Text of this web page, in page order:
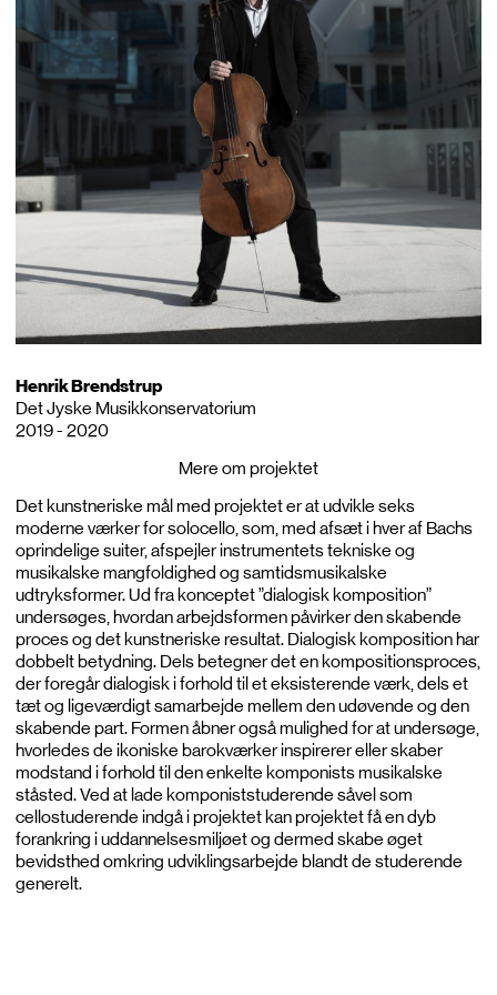
Mere om projektet
Det kunstneriske mål med projektet er at udvikle seks
moderne værker for solocello, som, med afsæt i hver af Bachs
oprindelige suiter, afspejler instrumentets tekniske og
musikalske mangfoldighed og samtidsmusikalske
udtryksformer. Ud fra konceptet ”dialogisk komposition”
undersøges, hvordan arbejdsformen påvirker den skabende
proces og det kunstneriske resultat. Dialogisk komposition har
dobbelt betydning. Dels betegner det en kompositionsproces,
der foregår dialogisk i forhold til et eksisterende værk, dels et
tæt og ligeværdigt samarbejde mellem den udøvende og den
skabende part. Formen åbner også mulighed for at undersøge,
hvorledes de ikoniske barokværker inspirerer eller skaber
modstand i forhold til den enkelte komponists musikalske
ståsted. Ved at lade komponiststuderende såvel som
cellostuderende indgå i projektet kan projektet få en dyb
forankring i uddannelsesmiljøet og dermed skabe øget
bevidsthed omkring udviklingsarbejde blandt de studerende
generelt.
Henrik Brendstrup
Det Jyske Musikkonservatorium
2019 - 2020